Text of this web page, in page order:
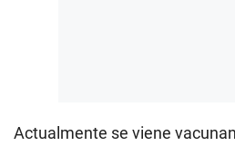
Actualmente se viene